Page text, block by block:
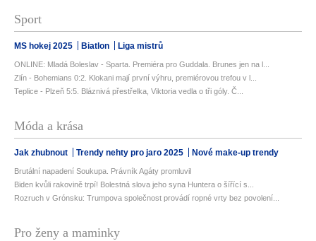
Sport
MS hokej 2025 Biatlon Liga mistrů
ONLINE: Mladá Boleslav - Sparta. Premiéra pro Guddala. Brunes jen na l...
Zlín - Bohemians 0:2. Klokani mají první výhru, premiérovou trefou v l...
Teplice - Plzeň 5:5. Bláznivá přestřelka, Viktoria vedla o tři góly. Č...
Móda a krása
Jak zhubnout Trendy nehty pro jaro 2025 Nové make-up trendy
Brutální napadení Soukupa. Právník Agáty promluvil
Biden kvůli rakovině trpí! Bolestná slova jeho syna Huntera o šířící s...
Rozruch v Grónsku: Trumpova společnost provádí ropné vrty bez povolení...
Pro ženy a maminky